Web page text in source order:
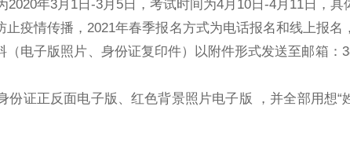
年3月1日-3月5日，考试时间为4月10日-4月11日，具
疫情传播，2021年春季报名方式为电话报名和线上报名
电子版照片、身份证复印件）以附件形式发送至邮箱：
份证正反面电子版、红色背景照片电子版 ，并全部用想